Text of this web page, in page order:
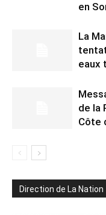
en
La
eaux
de la
Côte
Direction de La Nation